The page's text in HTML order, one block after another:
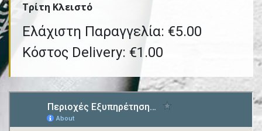
Τρίτη Kλειστό
Ελάχιστη Παραγγελία: €5.00
Κόστος Delivery: €1.00